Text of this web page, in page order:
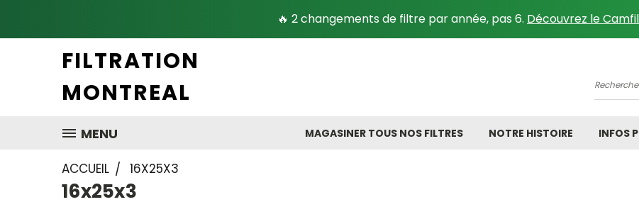
🔥 2 changements de filtre par année, pas 6. Découvrez le
FILTRATION
MONTREAL
MENU MAGASINER TOUS NOS FILTRES NOTRE HISTOIRE INFOS
ACCUEIL 16X25X3
16x25x3